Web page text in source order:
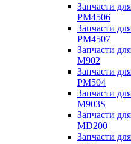
Запчасти
PM4506
Запчасти
PM4507
Запчасти
M902
Запчасти
PM504
Запчасти
M903S
Запчасти
MD200
Запчасти